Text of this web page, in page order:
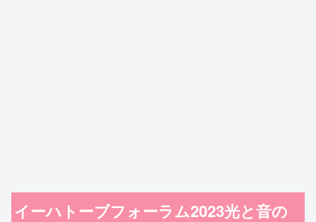
イーハトーブフォーラム2023光と音の